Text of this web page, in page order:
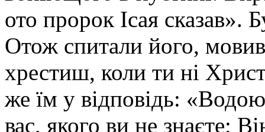
ото пророк Ісая сказав».
Отож спитали його,
хрестиш, коли ти ні
же їм у відповідь:
вас, якого ви не знаєте;